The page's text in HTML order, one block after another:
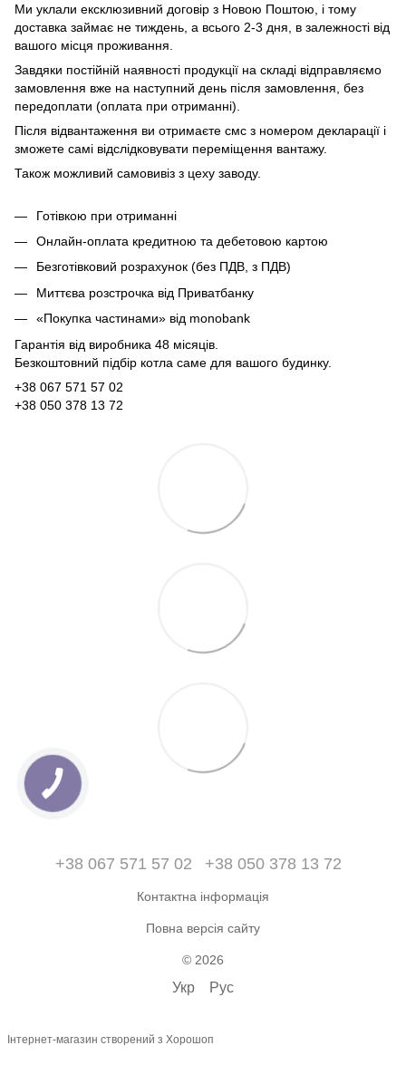
Ми уклали ексклюзивний договір з Новою Поштою, і тому
доставка займає не тиждень, а всього 2-3 дня, в залежності від
вашого місця проживання.
Завдяки постійній наявності продукції на складі відправляємо
замовлення вже на наступний день після замовлення, без
передоплати (оплата при отриманні).
Після відвантаження ви отримаєте смс з номером декларації і
зможете самі відслідковувати переміщення вантажу.
Також можливий самовивіз з цеху заводу.
Готівкою при отриманні
Онлайн-оплата кредитною та дебетовою картою
Безготівковий розрахунок (без ПДВ, з ПДВ)
Миттєва розстрочка від Приватбанку
«Покупка частинами» від monobank
Гарантія від виробника 48 місяців.
Безкоштовний підбір котла саме для вашого будинку.
+38 067 571 57 02
+38 050 378 13 72
+38 067 571 57 02 +38 050 378 13 72
Контактна інформація
Повна версія сайту
© 2026
Укр Рус
Інтернет-магазин створений з Хорошоп